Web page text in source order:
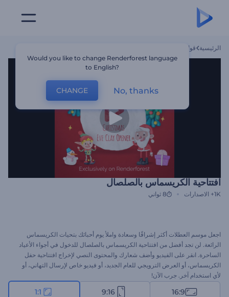
الرئيسية قوالب
افتتاحية الكريسماس بالصلصال
1K+ الاصدارات 8 ثواني
اجعل موسم العطلات أكثر إشراقًا وسعادة واملأ يوم أحبائك بتحيات الكريسماس
الرائعة. لن تجد أفضل من افتتاحية الكريسماس بالصلصال للدخول في أجواء الأعياد
الساحرة. انقر على الفيديو وأضف شعارك والمحتوى النصي لإخراج افتتاحية حفل
الكريسماس، أو العرض الترويجي للعام الجديد، أو فيديو خاص لإرسال التهاني، أو
لأي استخدام آخر. جرب الآن!
16:9
9:16
1:1
Would you like to change Renderforest language
to English?
CHANGE No, thanks